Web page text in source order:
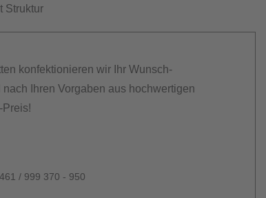
Struktur
konfektionieren wir Ihr Wunsch-
Ihren Vorgaben aus hochwertigen
Preis!
/ 999 370 - 950